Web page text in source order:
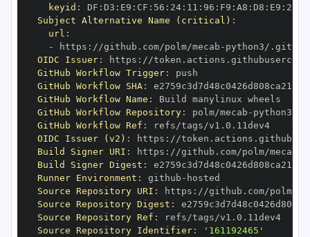
keyid : DF : D3 : E9 : CF : 56 : 24: 11 : 96 : F9 : A8 : D8 : E9 : 28
Subject Alternative Name (critical) :
url :
-
https : //github.com/polm/mecab -
OIDC Issuer: https :
GitHub Workflow Trigger:
GitHub Workflow SHA:
GitHub Workflow Name :
GitHub Workflow Repository: polm/mecab -
GitHub Workflow Ref :
refs/tags/v1.0.11dev4
OIDC Issuer (v2) : https :
Build Signer URI : https : //github.com/polm/mecab
Build Signer Digest :
Runner Environment : github -
Source Repository URI : https : //github.com/polm/
Source Repository Digest :
Source Repository Ref :
refs/tags/v1.0.11dev4
Source Repository Identifier:
'161192465'